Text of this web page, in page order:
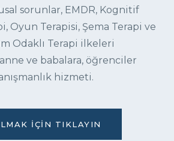
sorunlar, EMDR, Kognitif
Oyun Terapisi, Şema Terapi ve
Odaklı Terapi ilkeleri
ve babalara, öğrenciler
hizmeti.
İÇIN TIKLAYIN